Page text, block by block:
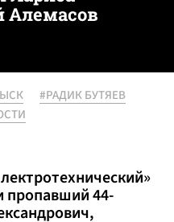
Алемасов
#РАДИК БУТЯЕВ
пропавший 44-